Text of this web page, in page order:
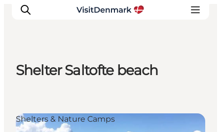
Wat te doen
Accommodaties
Shelter Saltofte beach
Shelters & Nature Camps